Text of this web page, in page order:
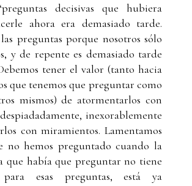
decisivas que hubiera
ahora era demasiado tarde.
preguntas porque nosotros sólo
y de repente es demasiado tarde
tener el valor (tanto hacia
que tenemos que preguntar como
mismos) de atormentarlos con
inexorablemente
con miramientos. Lamentamos
no hemos preguntado cuando la
que había que preguntar no tiene
esas preguntas, está ya